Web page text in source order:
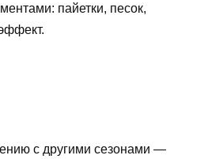
пайетки, песок,
с другими сезонами —